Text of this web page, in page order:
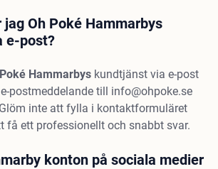
Oh Poké Hammarbys
e-post?
Hammarbys kundtjänst via e-post
postmeddelande till info@ohpoke.se
inte att fylla i kontaktformuläret
få ett professionellt och snabbt svar.
konton på sociala medier